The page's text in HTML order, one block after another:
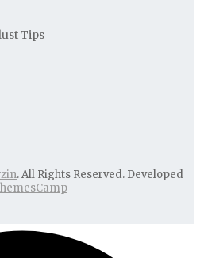
Tips
. All Rights Reserved. Developed